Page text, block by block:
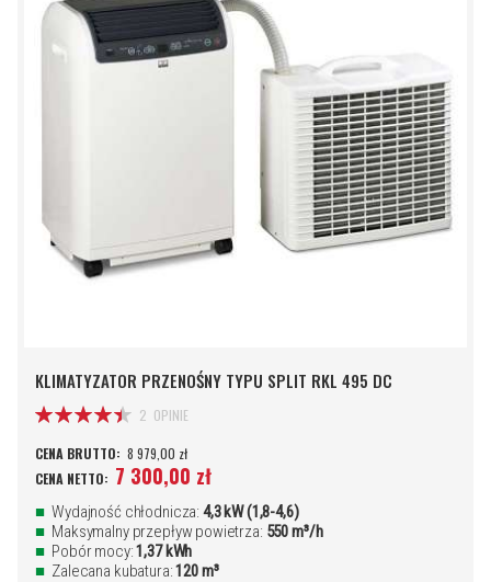
KLIMATYZATOR PRZENOŚNY TYPU SPLIT RKL 495 DC
Ocena:
2 OPINIE
8 979,00 zł
7 300,00 zł
Wydajność chłodnicza: 4,3 kW (1,8-4,6)
Maksymalny przepływ powietrza: 550 m³/h
Pobór mocy:1,37 kWh
Zalecana kubatura:120 m³